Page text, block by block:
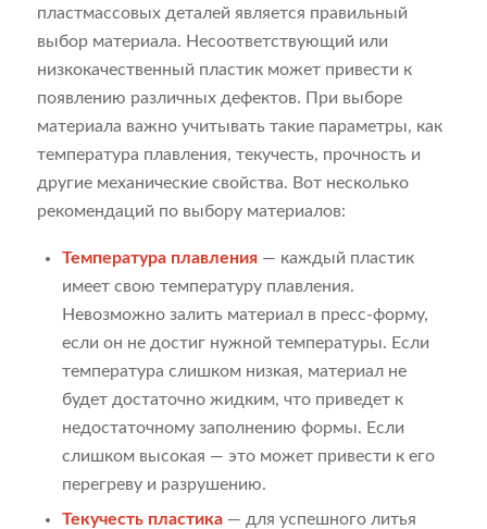
пластмассовых деталей является правильный
выбор материала. Несоответствующий или
низкокачественный пластик может привести к
появлению различных дефектов. При выборе
материала важно учитывать такие параметры, как
температура плавления, текучесть, прочность и
другие механические свойства. Вот несколько
рекомендаций по выбору материалов:
Температура плавления— каждый пластик
имеет свою температуру плавления.
Невозможно залить материал в пресс-форму,
если он не достиг нужной температуры. Если
температура слишком низкая, материал не
будет достаточно жидким, что приведет к
недостаточному заполнению формы. Если
слишком высокая — это может привести к его
перегреву и разрушению.
Текучесть пластика— для успешного литья